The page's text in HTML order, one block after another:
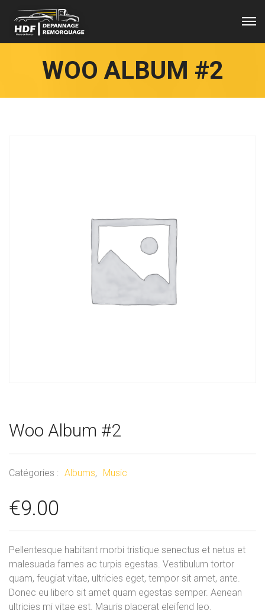
WOO ALBUM #2
Woo Album #2
Catégories : Albums, Music
€9.00
Pellentesque habitant morbi tristique senectus et netus et
malesuada fames ac turpis egestas. Vestibulum tortor
quam, feugiat vitae, ultricies eget, tempor sit amet, ante.
Donec eu libero sit amet quam egestas semper. Aenean
ultricies mi vitae est. Mauris placerat eleifend leo.